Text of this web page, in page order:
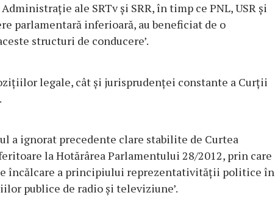
ale SRTv și SRR, în timp ce PNL, USR și
parlamentară inferioară, au beneficiat de o
structuri de conducere’.
legale, cât și jurisprudenței constante a Curții
a ignorat precedente clare stabilite de Curtea
la Hotărârea Parlamentului 28/2012, prin care
încălcare a principiului reprezentativității politice în
publice de radio și televiziune’.